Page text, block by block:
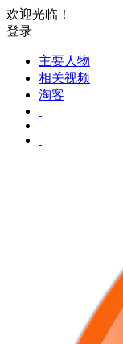
欢迎光临！
登录
主要人物
相关视频
淘客